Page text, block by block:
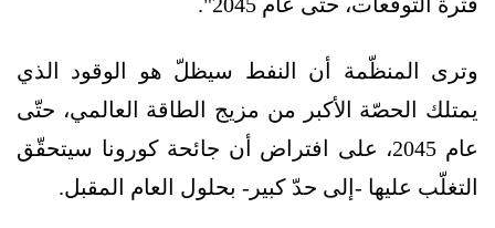
وترى المنظّمة أن النفط سيظلّ هو الوقود الذي
يمتلك الحصّة الأكبر من مزيج الطاقة العالمي، حتّى
عام 2045، على افتراض أن جائحة كورونا سيتحقّق
التغلّب عليها -إلى حدّ كبير- بحلول العام المقبل.